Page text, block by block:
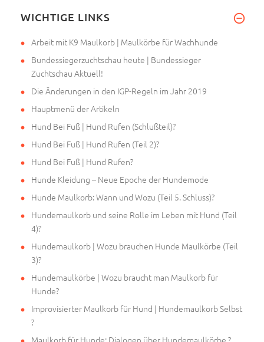
WICHTIGE LINKS
Arbeit mit K9 Maulkorb | Maulkörbe für Wachhunde
Bundessiegerzuchtschau heute | Bundessieger
Zuchtschau Aktuell!
Die Änderungen in den IGP-Regeln im Jahr 2019
Hauptmenü der Artikeln
Hund Bei Fuß | Hund Rufen (Schlußteil)?
Hund Bei Fuß | Hund Rufen (Teil 2)?
Hund Bei Fuß | Hund Rufen?
Hunde Kleidung – Neue Epoche der Hundemode
Hunde Maulkorb: Wann und Wozu (Teil 5. Schluss)?
Hundemaulkorb und seine Rolle im Leben mit Hund (Teil
4)?
Hundemaulkorb | Wozu brauchen Hunde Maulkörbe (Teil
3)?
Hundemaulkörbe | Wozu braucht man Maulkorb für
Hunde?
Improvisierter Maulkorb für Hund | Hundemaulkorb Selbst
?
Maulkorb für Hunde: Dialogen über Hundemaulkörbe ?